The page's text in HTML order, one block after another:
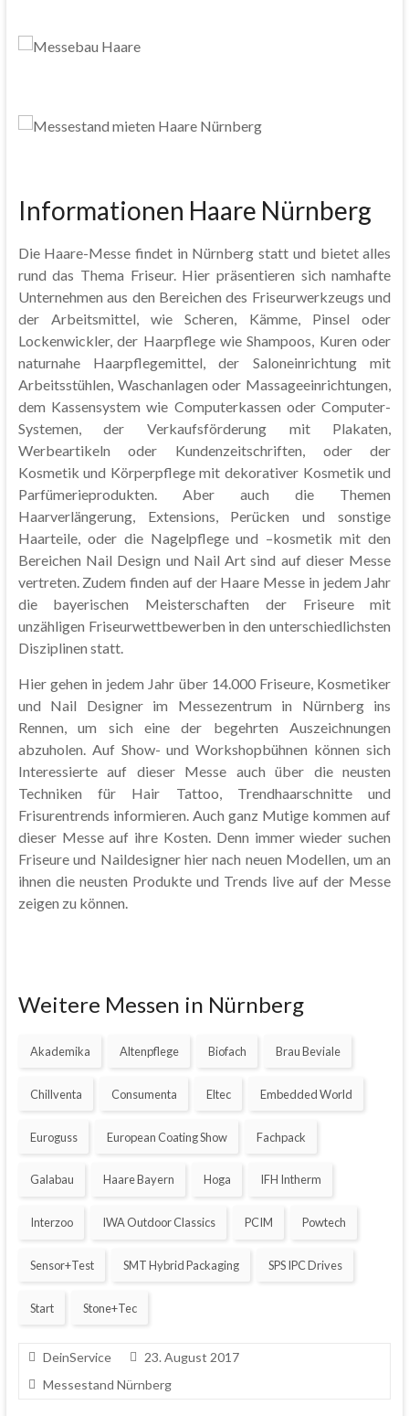
Informationen Haare Nürnberg
Die Haare-Messe findet in Nürnberg statt und bietet alles
rund das Thema Friseur. Hier präsentieren sich namhafte
Unternehmen aus den Bereichen des Friseurwerkzeugs und
der Arbeitsmittel, wie Scheren, Kämme, Pinsel oder
Lockenwickler, der Haarpflege wie Shampoos, Kuren oder
naturnahe Haarpflegemittel, der Saloneinrichtung mit
Arbeitsstühlen, Waschanlagen oder Massageeinrichtungen,
dem Kassensystem wie Computerkassen oder Computer-
Systemen, der Verkaufsförderung mit Plakaten,
Werbeartikeln oder Kundenzeitschriften, oder der
Kosmetik und Körperpflege mit dekorativer Kosmetik und
Parfümerieprodukten. Aber auch die Themen
Haarverlängerung, Extensions, Perücken und sonstige
Haarteile, oder die Nagelpflege und –kosmetik mit den
Bereichen Nail Design und Nail Art sind auf dieser Messe
vertreten. Zudem finden auf der Haare Messe in jedem Jahr
die bayerischen Meisterschaften der Friseure mit
unzähligen Friseurwettbewerben in den unterschiedlichsten
Disziplinen statt.
Hier gehen in jedem Jahr über 14.000 Friseure, Kosmetiker
und Nail Designer im Messezentrum in Nürnberg ins
Rennen, um sich eine der begehrten Auszeichnungen
abzuholen. Auf Show- und Workshopbühnen können sich
Interessierte auf dieser Messe auch über die neusten
Techniken für Hair Tattoo, Trendhaarschnitte und
Frisurentrends informieren. Auch ganz Mutige kommen auf
dieser Messe auf ihre Kosten. Denn immer wieder suchen
Friseure und Naildesigner hier nach neuen Modellen, um an
ihnen die neusten Produkte und Trends live auf der Messe
zeigen zu können.
Weitere Messen in Nürnberg
Akademika Altenpflege Biofach Brau Beviale
Chillventa Consumenta Eltec Embedded World
Euroguss European Coating Show Fachpack
Galabau Haare Bayern Hoga IFH Intherm
Interzoo IWA Outdoor Classics PCIM Powtech
Sensor+Test SMT Hybrid Packaging SPS IPC Drives
Start Stone+Tec
DeinService
23. August 2017
Messestand Nürnberg